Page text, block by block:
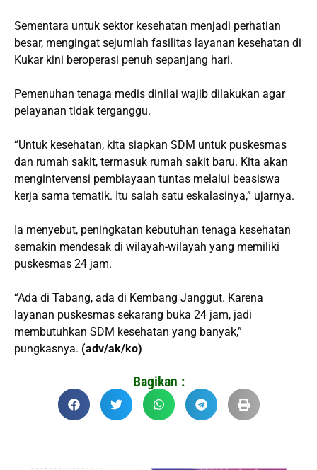
Sementara untuk sektor kesehatan menjadi perhatian
besar, mengingat sejumlah fasilitas layanan kesehatan di
Kukar kini beroperasi penuh sepanjang hari.
Pemenuhan tenaga medis dinilai wajib dilakukan agar
pelayanan tidak terganggu.
“Untuk kesehatan, kita siapkan SDM untuk puskesmas
dan rumah sakit, termasuk rumah sakit baru. Kita akan
mengintervensi pembiayaan tuntas melalui beasiswa
kerja sama tematik. Itu salah satu eskalasinya,” ujarnya.
Ia menyebut, peningkatan kebutuhan tenaga kesehatan
semakin mendesak di wilayah-wilayah yang memiliki
puskesmas 24 jam.
“Ada di Tabang, ada di Kembang Janggut. Karena
layanan puskesmas sekarang buka 24 jam, jadi
membutuhkan SDM kesehatan yang banyak,”
pungkasnya. (adv/ak/ko)
Bagikan :